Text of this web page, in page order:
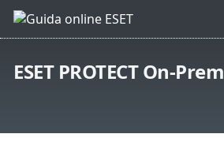
ESET PROTECT On-Prem